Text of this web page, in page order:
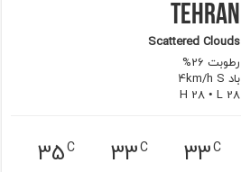
Tehran
Scattered Clouds
رطوبت 26%
باد 4km/h S
H 28 • L 28
33C
33C
35C